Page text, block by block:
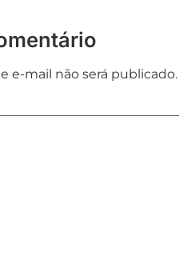
e-mail não será publicado.